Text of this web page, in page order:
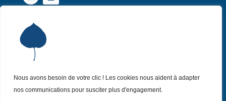
Nous avons besoin de votre clic ! Les cookies nous aident à adapter
nos communications pour susciter plus d'engagement.
P Institut Aspen France
P Qui sommes-nous ?
Nos missions
P Nos actualités
P Nos évènements